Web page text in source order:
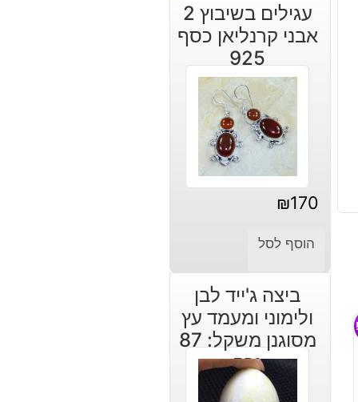
עגילים בשיבוץ 2
אבני קרנליאן כסף
925
₪170
הוסף לסל
ביצה ג'ייד לבן
ולימוני ומעמד עץ
מסוגנן משקל: 87
גרם